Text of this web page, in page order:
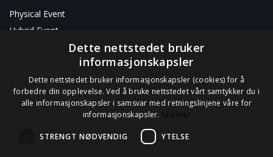
Physical Event
Hybrid Event
ABOUT US
Privacy Statement
Dette nettstedet bruker
informasjonskapsler
Dette nettstedet bruker informasjonskapsler (cookies) for å
forbedre din opplevelse. Ved å bruke nettstedet vårt samtykker du i
alle informasjonskapsler i samsvar med retningslinjene våre for
informasjonskapsler. Les mer
STRENGT NØDVENDIG YTELSE